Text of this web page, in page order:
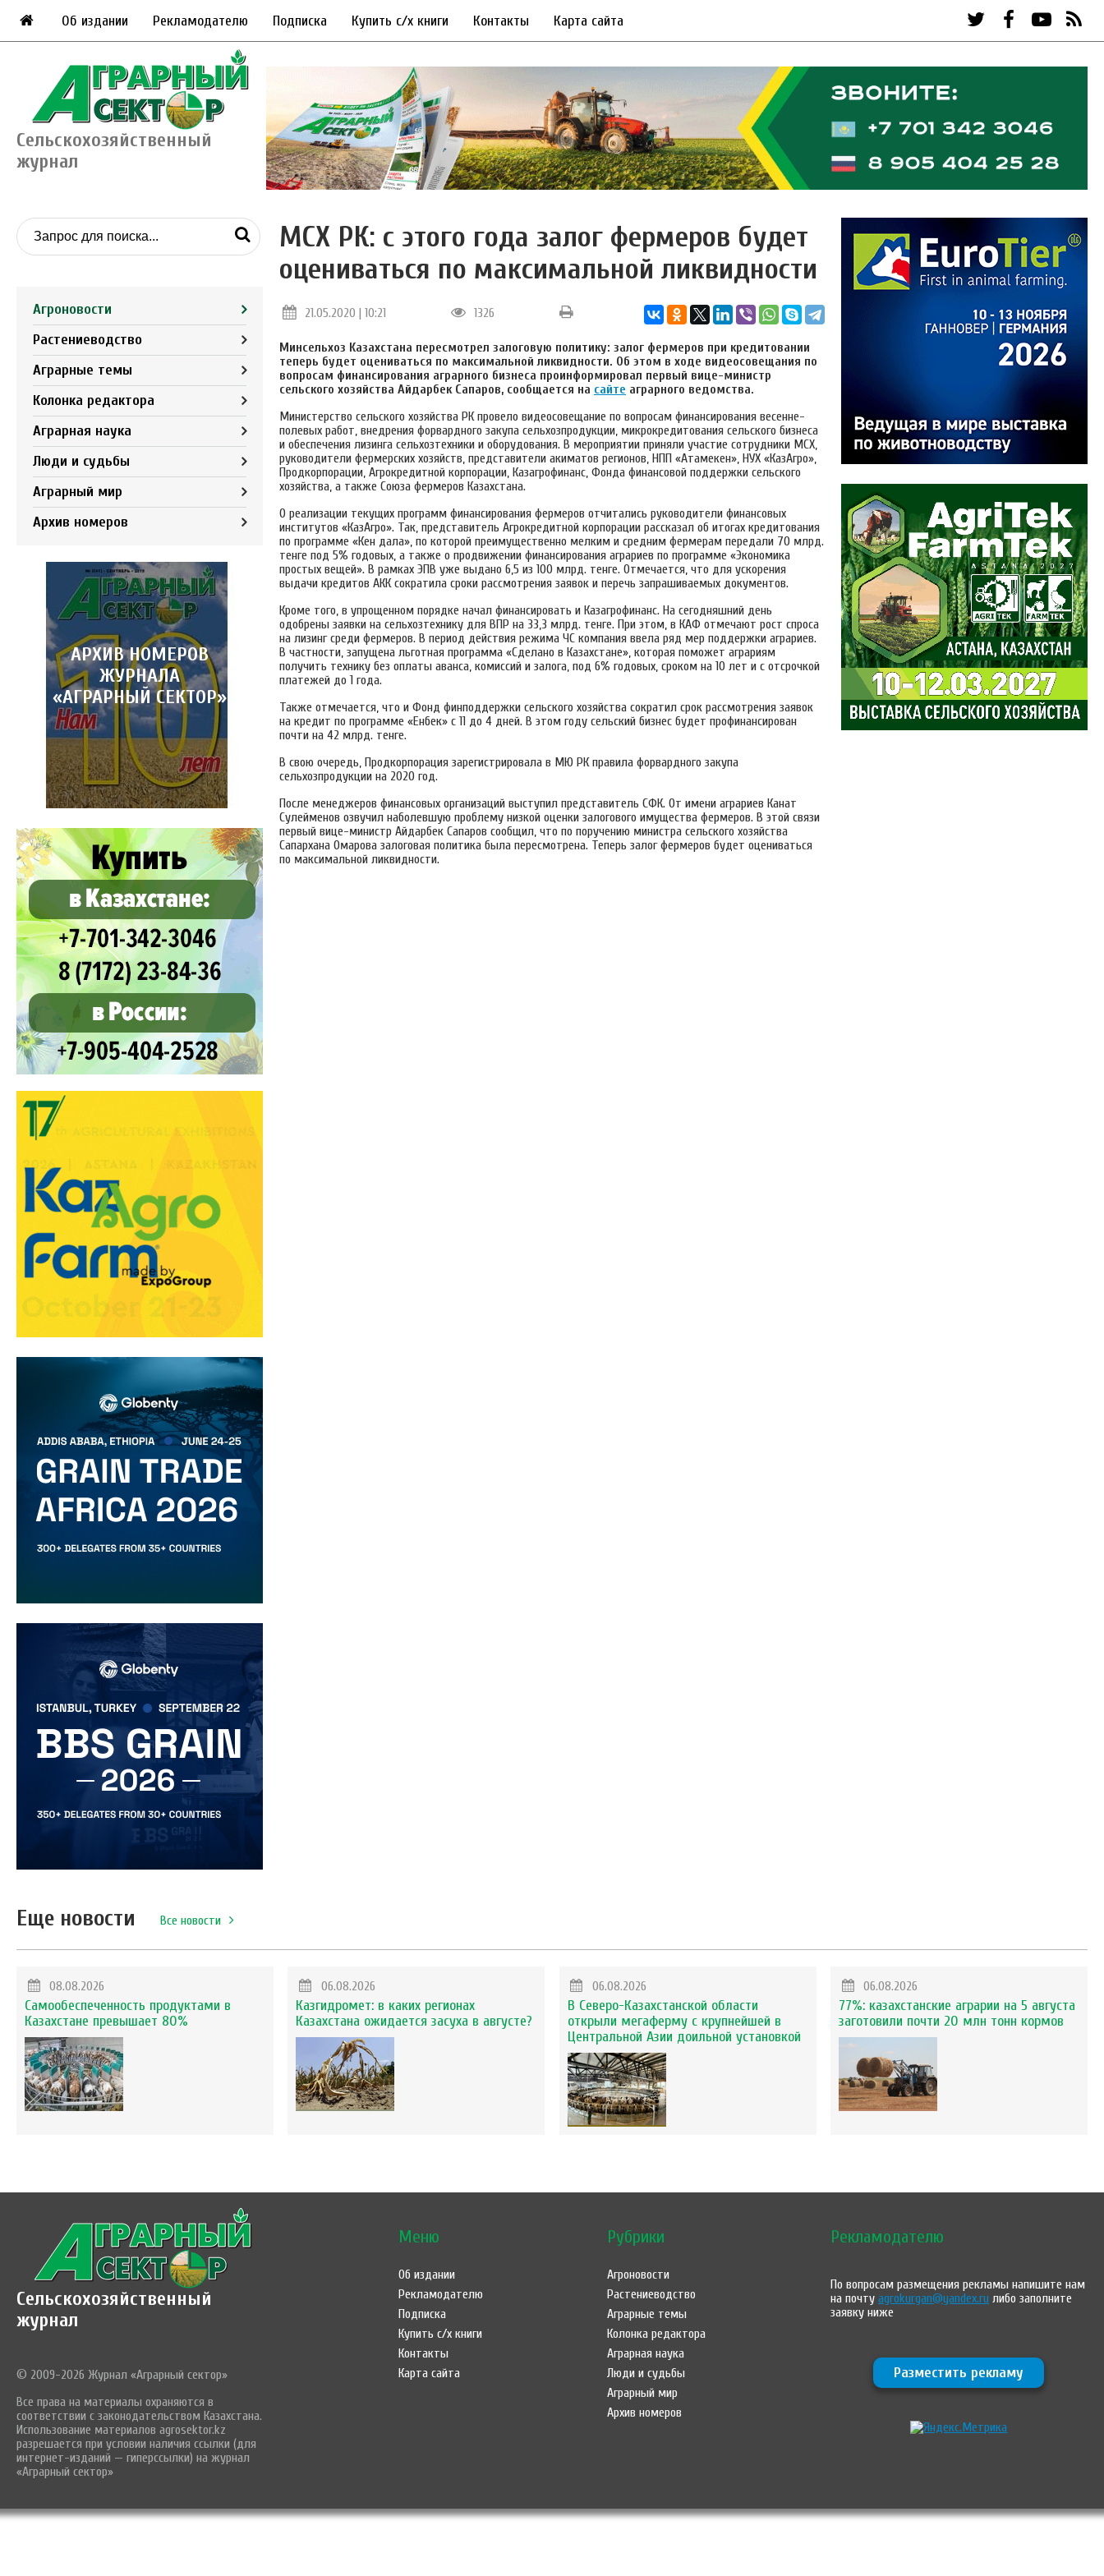
Об издании Рекламодателю Подписка Купить с/х книги Контакты Карта сайта
Сельскохозяйственный
журнал
Агроновости
Растениеводство
Аграрные темы
Колонка редактора
Аграрная наука
Люди и судьбы
Аграрный мир
Архив номеров
АРХИВ НОМЕРОВ
ЖУРНАЛА
«АГРАРНЫЙ СЕКТОР»
МСХ РК: с этого года залог фермеров будет
оцениваться по максимальной ликвидности
21.05.2020 | 10:21 1326
Минсельхоз Казахстана пересмотрел залоговую политику: залог фермеров при кредитовании
теперь будет оцениваться по максимальной ликвидности. Об этом в ходе видеосовещания по
вопросам финансирования аграрного бизнеса проинформировал первый вице-министр
сельского хозяйства Айдарбек Сапаров, сообщается на сайте аграрного ведомства.
Министерство сельского хозяйства РК провело видеосовещание по вопросам финансирования весенне-
полевых работ, внедрения форвардного закупа сельхозпродукции, микрокредитования сельского бизнеса
и обеспечения лизинга сельхозтехники и оборудования. В мероприятии приняли участие сотрудники МСХ,
руководители фермерских хозяйств, представители акиматов регионов, НПП «Атамекен», НУХ «КазАгро»,
Продкорпорации, Агрокредитной корпорации, Казагрофинанс, Фонда финансовой поддержки сельского
хозяйства, а также Союза фермеров Казахстана.
О реализации текущих программ финансирования фермеров отчитались руководители финансовых
институтов «КазАгро». Так, представитель Агрокредитной корпорации рассказал об итогах кредитования
по программе «Кен дала», по которой преимущественно мелким и средним фермерам передали 70 млрд.
тенге под 5% годовых, а также о продвижении финансирования аграриев по программе «Экономика
простых вещей». В рамках ЭПВ уже выдано 6,5 из 100 млрд. тенге. Отмечается, что для ускорения
выдачи кредитов АКК сократила сроки рассмотрения заявок и перечь запрашиваемых документов.
Кроме того, в упрощенном порядке начал финансировать и Казагрофинанс. На сегодняшний день
одобрены заявки на сельхозтехнику для ВПР на 33,3 млрд. тенге. При этом, в КАФ отмечают рост спроса
на лизинг среди фермеров. В период действия режима ЧС компания ввела ряд мер поддержки аграриев.
В частности, запущена льготная программа «Сделано в Казахстане», которая поможет аграриям
получить технику без оплаты аванса, комиссий и залога, под 6% годовых, сроком на 10 лет и с отсрочкой
платежей до 1 года.
Также отмечается, что и Фонд финподдержки сельского хозяйства сократил срок рассмотрения заявок
на кредит по программе «Енбек» с 11 до 4 дней. В этом году сельский бизнес будет профинансирован
почти на 42 млрд. тенге.
В свою очередь, Продкорпорация зарегистрировала в МЮ РК правила форвардного закупа
сельхозпродукции на 2020 год.
После менеджеров финансовых организаций выступил представитель СФК. От имени аграриев Канат
Сулейменов озвучил наболевшую проблему низкой оценки залогового имущества фермеров. В этой связи
первый вице-министр Айдарбек Сапаров сообщил, что по поручению министра сельского хозяйства
Сапархана Омарова залоговая политика была пересмотрена. Теперь залог фермеров будет оцениваться
по максимальной ликвидности.
Еще новости Все новости
08.08.2026
Самообеспеченность продуктами в
Казахстане превышает 80%
06.08.2026
Казгидромет: в каких регионах
Казахстана ожидается засуха в августе?
06.08.2026
В Северо-Казахстанской области
открыли мегаферму с крупнейшей в
Центральной Азии доильной установкой
06.08.2026
77%: казахстанские аграрии на 5 августа
заготовили почти 20 млн тонн кормов
Сельскохозяйственный
журнал
© 2009-2026 Журнал «Аграрный сектор»
Все права на материалы охраняются в
соответствии с законодательством Казахстана.
Использование материалов agrosektor.kz
разрешается при условии наличия ссылки (для
интернет-изданий — гиперссылки) на журнал
«Аграрный сектор»
Меню
Об издании
Рекламодателю
Подписка
Купить с/х книги
Контакты
Карта сайта
Рубрики
Агроновости
Растениеводство
Аграрные темы
Колонка редактора
Аграрная наука
Люди и судьбы
Аграрный мир
Архив номеров
Рекламодателю
По вопросам размещения рекламы напишите нам
на почтуagrokurgan@yandex.ru либо заполните
заявку ниже
Разместить рекламу